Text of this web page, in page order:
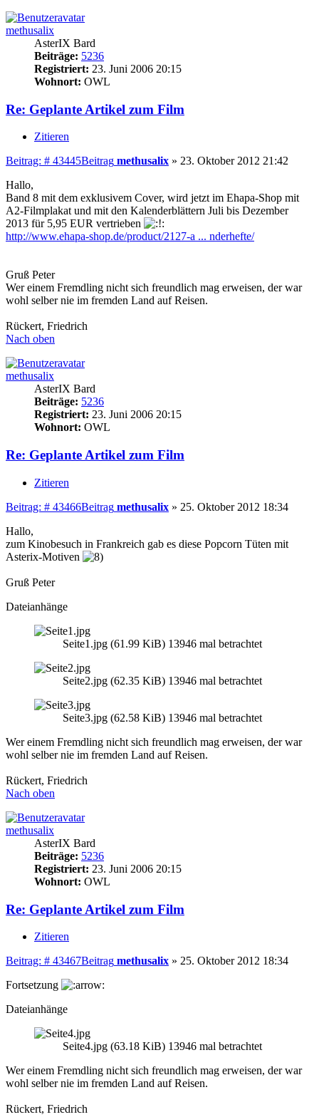
methusalix
AsterIX Bard
Beiträge: 5236
Registriert: 23. Juni 2006 20:15
Wohnort: OWL
Re: Geplante Artikel zum Film
Zitieren
Beitrag: # 43445Beitrag methusalix » 23. Oktober 2012 21:42
Hallo,
Band 8 mit dem exklusivem Cover, wird jetzt im Ehapa-Shop mit
A2-Filmplakat und mit den Kalenderblättern Juli bis Dezember
2013 für 5,95 EUR vertrieben
http://www.ehapa-shop.de/product/2127-a ... nderhefte/
Gruß Peter
Wer einem Fremdling nicht sich freundlich mag erweisen, der war
wohl selber nie im fremden Land auf Reisen.
Rückert, Friedrich
Nach oben
methusalix
AsterIX Bard
Beiträge: 5236
Registriert: 23. Juni 2006 20:15
Wohnort: OWL
Re: Geplante Artikel zum Film
Zitieren
Beitrag: # 43466Beitrag methusalix » 25. Oktober 2012 18:34
Hallo,
zum Kinobesuch in Frankreich gab es diese Popcorn Tüten mit
Asterix-Motiven
Gruß Peter
Dateianhänge
Seite1.jpg (61.99 KiB) 13946 mal betrachtet
Seite2.jpg (62.35 KiB) 13946 mal betrachtet
Seite3.jpg (62.58 KiB) 13946 mal betrachtet
Wer einem Fremdling nicht sich freundlich mag erweisen, der war
wohl selber nie im fremden Land auf Reisen.
Rückert, Friedrich
Nach oben
methusalix
AsterIX Bard
Beiträge: 5236
Registriert: 23. Juni 2006 20:15
Wohnort: OWL
Re: Geplante Artikel zum Film
Zitieren
Beitrag: # 43467Beitrag methusalix » 25. Oktober 2012 18:34
Fortsetzung
Dateianhänge
Seite4.jpg (63.18 KiB) 13946 mal betrachtet
Wer einem Fremdling nicht sich freundlich mag erweisen, der war
wohl selber nie im fremden Land auf Reisen.
Rückert, Friedrich